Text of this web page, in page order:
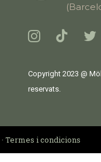
Copyright 2023 @
reservats.
· Termes i condicions